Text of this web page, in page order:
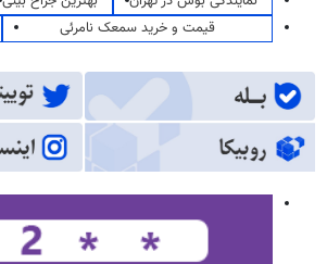
قیمت و خرید سمعک نامرئی